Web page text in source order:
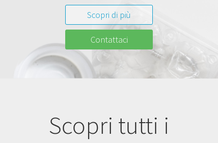
Scopri di più
Contattaci
Scopri tutti i